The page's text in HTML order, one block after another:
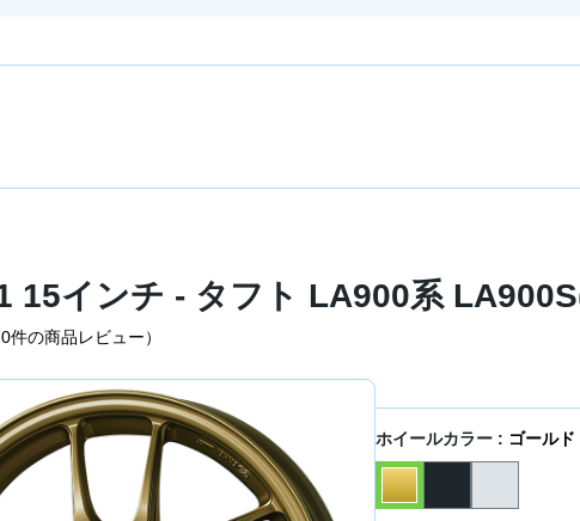
15インチ - タフト LA900系
0件の商品レビュー）
ホイールカラー : ゴールド